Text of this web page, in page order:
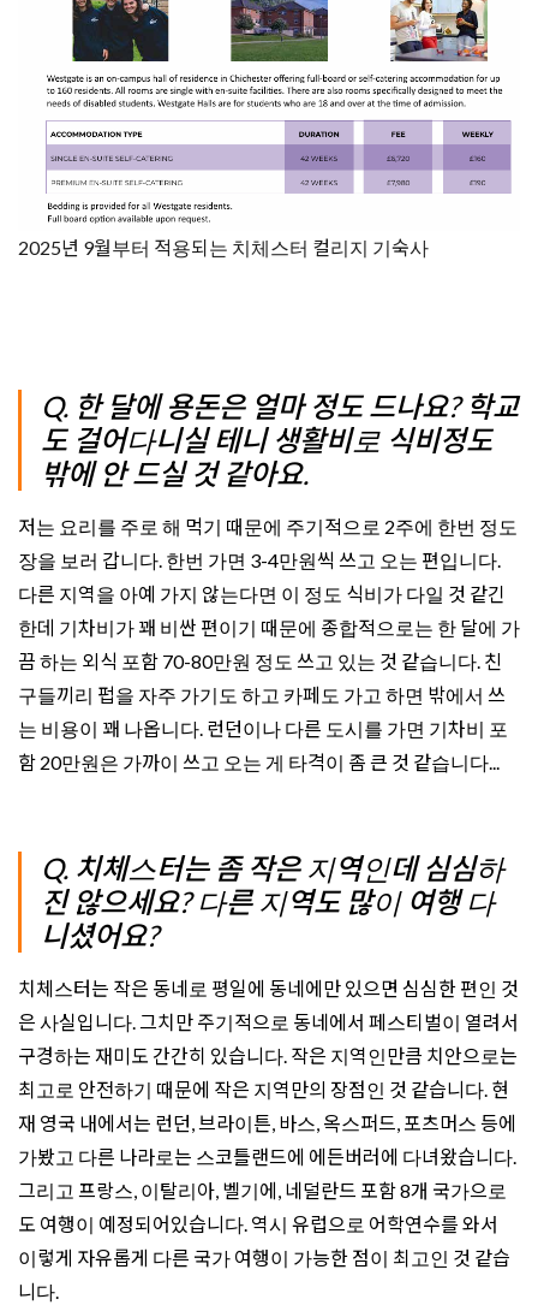
2025년 9월부터 적용되는 치체스터 컬리지 기숙사
Q. 한 달에 용돈은 얼마 정도 드나요? 학교
도 걸어다니실 테니 생활비로 식비정도
밖에 안 드실 것 같아요.
저는 요리를 주로 해 먹기 때문에 주기적으로 2주에 한번 정도
장을 보러 갑니다. 한번 가면 3-4만원씩 쓰고 오는 편입니다.
다른 지역을 아예 가지 않는다면 이 정도 식비가 다일 것 같긴
한데 기차비가 꽤 비싼 편이기 때문에 종합적으로는 한 달에 가
끔 하는 외식 포함 70-80만원 정도 쓰고 있는 것 같습니다. 친
구들끼리 펍을 자주 가기도 하고 카페도 가고 하면 밖에서 쓰
는 비용이 꽤 나옵니다. 런던이나 다른 도시를 가면 기차비 포
함 20만원은 가까이 쓰고 오는 게 타격이 좀 큰 것 같습니다...
Q. 치체스터는 좀 작은 지역인데 심심하
진 않으세요? 다른 지역도 많이 여행 다
니셨어요?
치체스터는 작은 동네로 평일에 동네에만 있으면 심심한 편인 것
은 사실입니다. 그치만 주기적으로 동네에서 페스티벌이 열려서
구경하는 재미도 간간히 있습니다. 작은 지역인만큼 치안으로는
최고로 안전하기 때문에 작은 지역만의 장점인 것 같습니다. 현
재 영국 내에서는 런던, 브라이튼, 바스, 옥스퍼드, 포츠머스 등에
가봤고 다른 나라로는 스코틀랜드에 에든버러에 다녀왔습니다.
그리고 프랑스, 이탈리아, 벨기에, 네덜란드 포함 8개 국가으로
도 여행이 예정되어있습니다. 역시 유럽으로 어학연수를 와서
이렇게 자유롭게 다른 국가 여행이 가능한 점이 최고인 것 같습
니다.